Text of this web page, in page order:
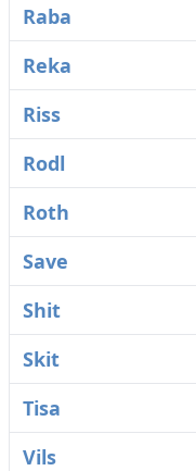
Raba
Reka
Riss
Rodl
Roth
Save
Shit
Skit
Tisa
Vils